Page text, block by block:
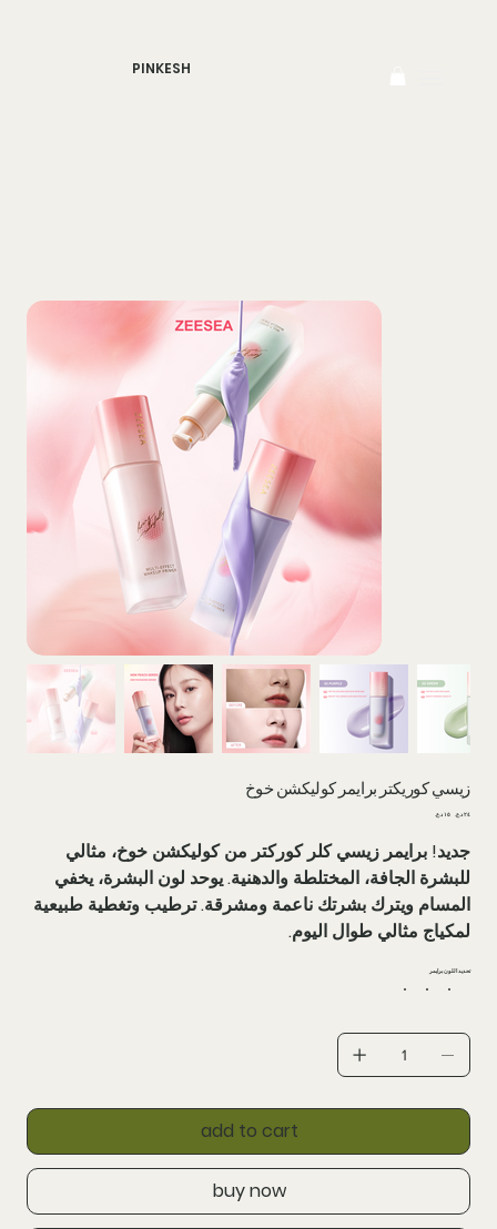
PINKESH
زيسي کوریکتر برايمر کوليکشن خوخ
السعر سعر
جديد! برايمر زيسي كلر كوركتر من کوليکشن خوخ، مثالي
للبشرة الجافة، المختلطة والدهنية. يوحد لون البشرة، يخفي
المسام ويترك بشرتك ناعمة ومشرقة. ترطيب وتغطية طبيعية
لمكياج مثالي طوال اليوم.
تحدید اللون برایمر
add to cart
buy now